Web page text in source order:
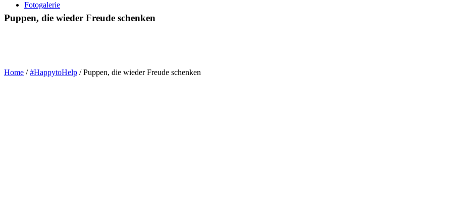
Fotogalerie
Puppen, die wieder Freude schenken
Home /#HappytoHelp /Puppen, die wieder Freude schenken